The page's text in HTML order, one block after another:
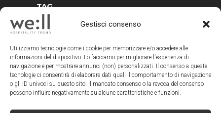
Gestisci consenso
Utilizziamo tecnologie come i cookie per memorizzare e/o accedere alle
informazioni del dispositivo. Lo facciamo per migliorare l'esperienza di
navigazione e per mostrare annunci (non) personalizzati. Il consenso a queste
tecnologie ci consentirà di elaborare dati quali il comportamento di navigazione
o gli ID univoci su questo sito. Il mancato consenso o la revoca del consenso
possono influire negativamente su alcune caratteristiche e funzioni.
TAG
ARCHITETTURE DI VINO
BANDI E CONCORSI
BAR E RISTORANTI BENESSERE
DESIGN ECOTURISMO